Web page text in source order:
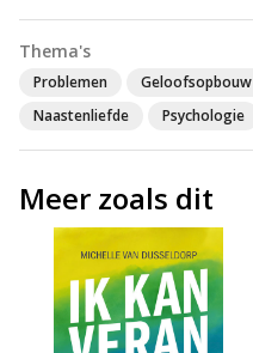
Thema's
Problemen Geloofsopbouw
Naastenliefde
Psychologie
Meer zoals dit